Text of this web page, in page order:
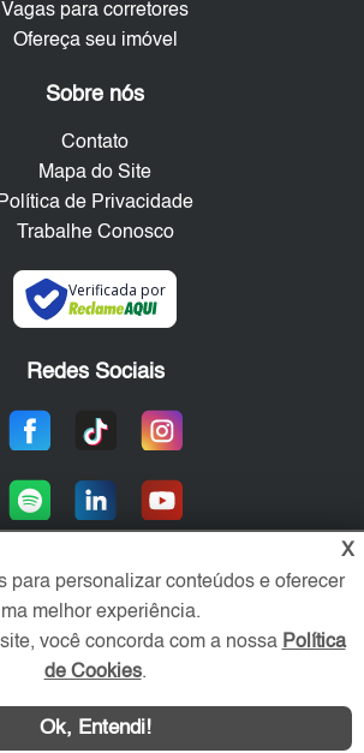
Contatar
Vagas para corretores
Ofereça seu imóvel
Sobre nós
Contato
Mapa do Site
Política de Privacidade
Trabalhe Conosco
Verificada por
Redes Sociais
exclusiva aos anunciantes,
acesse sua conta:
X
para personalizar conteúdos e oferecer
melhor experiência.
você concorda com a nossa Política
de Cookies.
Ok, Entendi!